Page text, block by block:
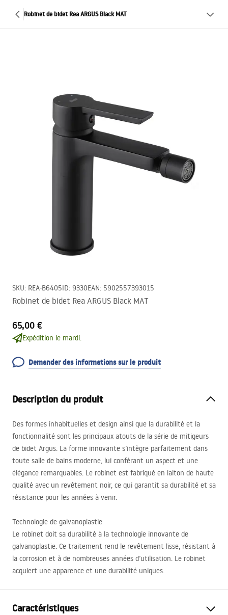
Robinet de bidet Rea ARGUS Black MAT
SKU: REA-B6405ID: 9330EAN: 5902557393015
Robinet de bidet Rea ARGUS Black MAT
65,00 €
Expédition le mardi.
Demander des informations sur le produit
Description du produit
Des formes inhabituelles et design ainsi que la durabilité et la
fonctionnalité sont les principaux atouts de la série de mitigeurs
de bidet Argus. La forme innovante s’intègre parfaitement dans
toute salle de bains moderne, lui conférant un aspect et une
élégance remarquables. Le robinet est fabriqué en laiton de haute
qualité avec un revêtement noir, ce qui garantit sa durabilité et sa
résistance pour les années à venir.
Technologie de galvanoplastie
Le robinet doit sa durabilité à la technologie innovante de
galvanoplastie. Ce traitement rend le revêtement lisse, résistant à
la corrosion et à de nombreuses années d’utilisation. Le robinet
acquiert une apparence et une durabilité uniques.
Caractéristiques